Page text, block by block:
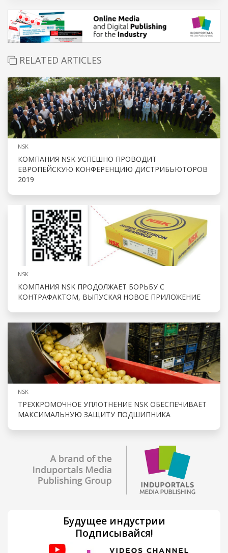
RELATED ARTICLES
NSK
КОМПАНИЯ NSK УСПЕШНО ПРОВОДИТ
ЕВРОПЕЙСКУЮ КОНФЕРЕНЦИЮ ДИСТРИБЬЮТОРОВ
2019
NSK
КОМПАНИЯ NSK ПРОДОЛЖАЕТ БОРЬБУ С
КОНТРАФАКТОМ, ВЫПУСКАЯ НОВОЕ ПРИЛОЖЕНИЕ
NSK
ТРЕХКРОМОЧНОЕ УПЛОТНЕНИЕ NSK ОБЕСПЕЧИВАЕТ
МАКСИМАЛЬНУЮ ЗАЩИТУ ПОДШИПНИКА
Будущее индустрии
Подписывайся!